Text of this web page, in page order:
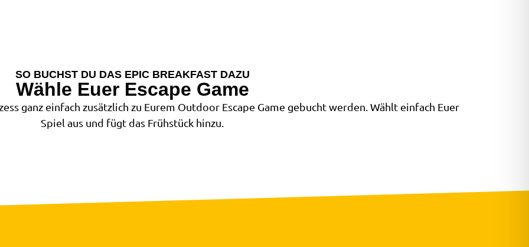
SO BUCHST DU DAS EPIC BREAKFAST DAZU
Wähle Euer Escape Game
ganz einfach zusätzlich zu Eurem Outdoor Escape Game gebucht werden. Wählt einfach Euer
Spiel aus und fügt das Frühstück hinzu.